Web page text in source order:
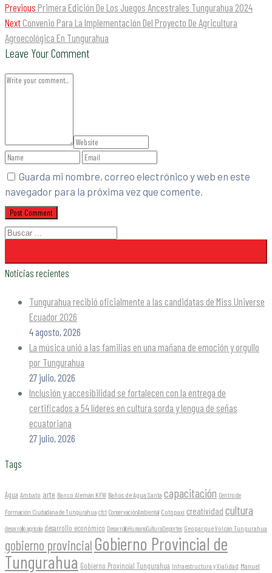
Previous Primera Edición De Los Juegos Ancestrales Tungurahua 2024
Next Convenio Para La Implementación Del Proyecto De Agricultura
Agroecológica En Tungurahua
Leave Your Comment
Guarda mi nombre, correo electrónico y web en este
navegador para la próxima vez que comente.
Noticias recientes
Tungurahua recibió oficialmente a las candidatas de Miss Universe
Ecuador 2026
4 agosto, 2026
La música unió a las familias en una mañana de emoción y orgullo
por Tungurahua
27 julio, 2026
Inclusión y accesibilidad se fortalecen con la entrega de
certificados a 54 líderes en cultura sorda y lengua de señas
ecuatoriana
27 julio, 2026
Tags
Agua Ambato arte Banco Alemán KFW Baños de Agua Santa capacitación Centro de
Formación Ciudadana de Tungurahua cfct ConservaciónAmbiental Cotopaxi creatividad cultura
desarrollo agrícola desarrollo económico DesarrolloHumanoCulturaDeportes Geoparque Volcán Tungurahua
gobierno provincial Gobierno Provincial de
Tungurahua Gobierno Provincial Tungurahua Infraestructura y Vialidad Manuel